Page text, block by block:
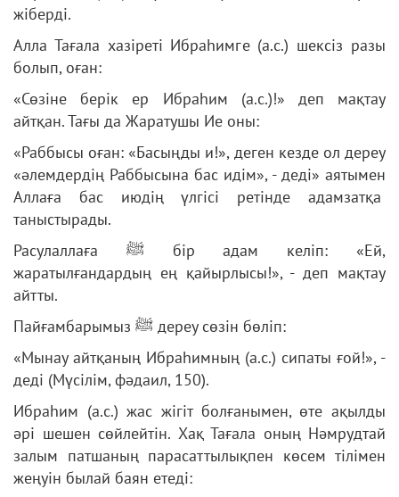
жіберді.
Алла Тағала хазіреті Ибраһимге (а.с.) шексіз разы
болып, оған:
«Сөзіне берік ер Ибраһим (а.с.)!» деп мақтау
айтқан. Тағы да Жаратушы Ие оны:
«Раббысы оған: «Басыңды и!», деген кезде ол дереу
«әлемдердің Раббысына бас идім», - деді» аятымен
Аллаға бас июдің үлгісі ретінде адамзатқа
таныстырады.
Расулаллаға ﷺ бір адам келіп: «Ей,
жаратылғандардың ең қайырлысы!», - деп мақтау
айтты.
Пайғамбарымыз ﷺ дереу сөзін бөліп:
«Мынау айтқаның Ибраһимның (а.с.) сипаты ғой!», -
деді (Мүсілім, фәдаил, 150).
Ибраһим (а.с.) жас жігіт болғанымен, өте ақылды
әрі шешен сөйлейтін. Хақ Тағала оның Нәмрудтай
залым патшаның парасаттылықпен көсем тілімен
жеңуін былай баян етеді: